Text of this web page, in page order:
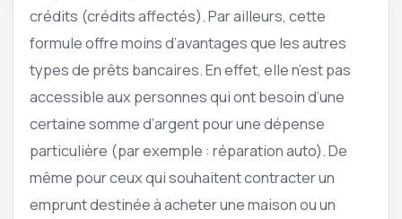
crédits (crédits affectés). Par ailleurs, cette
formule offre moins d’avantages que les autres
types de prêts bancaires. En effet, elle n’est pas
accessible aux personnes qui ont besoin d’une
certaine somme d’argent pour une dépense
particulière (par exemple : réparation auto). De
même pour ceux qui souhaitent contracter un
emprunt destinée à acheter une maison ou un